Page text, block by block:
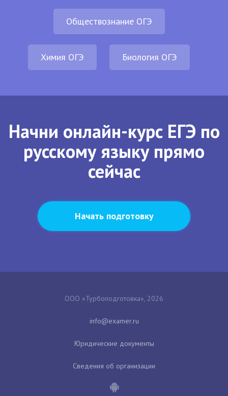
Обществознание ОГЭ
Химия ОГЭ Биология ОГЭ
Начни онлайн-курс ЕГЭ по
русскому языку прямо
сейчас
Начать подготовку
ООО «Турбоподготовка», 2026
Юридические документы
Сведения об организации